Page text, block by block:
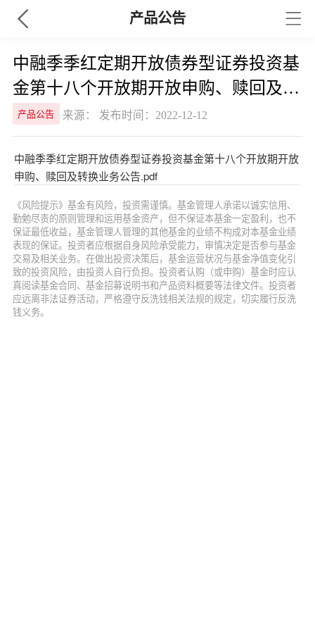
产品公告
中融季季红定期开放债券型证券投资基
金第十八个开放期开放申购、赎回及转
换业务公告
产品公告 来源： 发布时间：2022-12-12
中融季季红定期开放债券型证券投资基金第十八个开放期开放
申购、赎回及转换业务公告.pdf
《风险提示》基金有风险，投资需谨慎。基金管理人承诺以诚实信用、
勤勉尽责的原则管理和运用基金资产，但不保证本基金一定盈利，也不
保证最低收益，基金管理人管理的其他基金的业绩不构成对本基金业绩
表现的保证。投资者应根据自身风险承受能力，审慎决定是否参与基金
交易及相关业务。在做出投资决策后，基金运营状况与基金净值变化引
致的投资风险，由投资人自行负担。投资者认购（或申购）基金时应认
真阅读基金合同、基金招募说明书和产品资料概要等法律文件。投资者
应远离非法证券活动，严格遵守反洗钱相关法规的规定，切实履行反洗
钱义务。